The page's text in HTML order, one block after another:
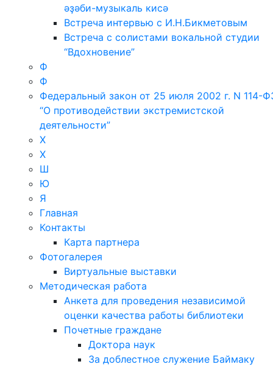
әҙәби-музыкаль кисә
Встреча интервью с И.Н.Бикметовым
Встреча с солистами вокальной студии
“Вдохновение”
Ф
Ф
Федеральный закон от 25 июля 2002 г. N 114-
“О противодействии экстремистской
деятельности”
Х
Х
Ш
Ю
Я
Главная
Контакты
Карта партнера
Фотогалерея
Виртуальные выставки
Методическая работа
Анкета для проведения независимой
оценки качества работы библиотеки
Почетные граждане
Доктора наук
За доблестное служение Баймаку